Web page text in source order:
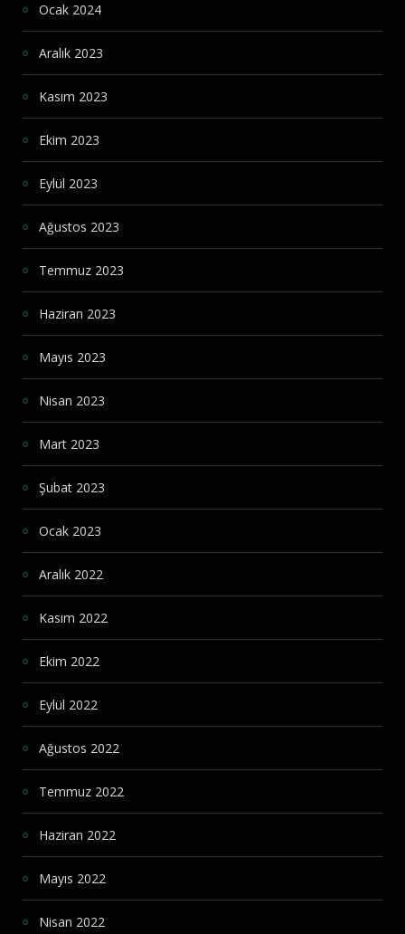
Ocak 2024
Aralık 2023
Kasım 2023
Ekim 2023
Eylül 2023
Ağustos 2023
Temmuz 2023
Haziran 2023
Mayıs 2023
Nisan 2023
Mart 2023
Şubat 2023
Ocak 2023
Aralık 2022
Kasım 2022
Ekim 2022
Eylül 2022
Ağustos 2022
Temmuz 2022
Haziran 2022
Mayıs 2022
Nisan 2022